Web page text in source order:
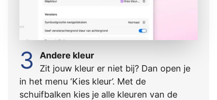
3
Andere kleur
Zit jouw kleur er niet bij? Dan open je
in het menu ‘Kies kleur’. Met de
schuifbalken kies je alle kleuren van de